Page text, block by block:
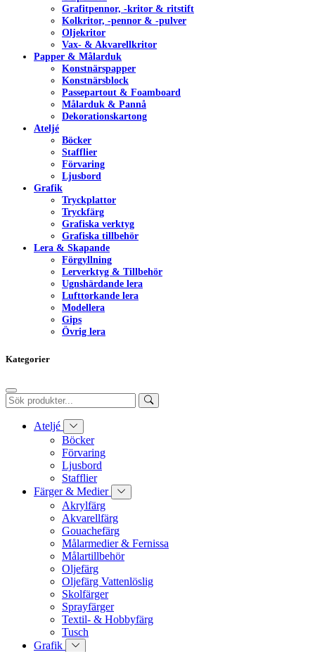
Grafitpennor, -kritor & ritstift
Kolkritor, -pennor & -pulver
Oljekritor
Vax- & Akvarellkritor
Papper & Målarduk
Konstnärspapper
Konstnärsblock
Passepartout & Foamboard
Målarduk & Pannå
Dekorationskartong
Ateljé
Böcker
Stafflier
Förvaring
Ljusbord
Grafik
Tryckplattor
Tryckfärg
Grafiska verktyg
Grafiska tillbehör
Lera & Skapande
Förgyllning
Lerverktyg & Tillbehör
Ugnshärdande lera
Lufttorkande lera
Modellera
Gips
Övrig lera
Kategorier
Ateljé
Böcker
Förvaring
Ljusbord
Stafflier
Färger & Medier
Akrylfärg
Akvarellfärg
Gouachefärg
Målarmedier & Fernissa
Målartillbehör
Oljefärg
Oljefärg Vattenlöslig
Skolfärger
Sprayfärger
Textil- & Hobbyfärg
Tusch
Grafik